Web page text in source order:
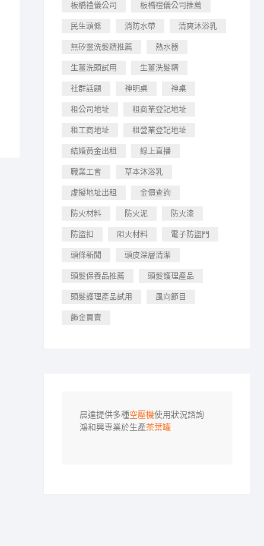
板橋禮儀公司 板橋禮儀公司推薦
民生頭條 消防水帶 清爽沐浴乳
無矽靈洗髮精推薦 熱水器
生薑洗頭試用 生薑洗髮精
社群話題 神明桌 神桌
租公司地址 租商業登記地址
租工商地址 租營業登記地址
結婚黃金出租 線上直播
職業工會 草本沐浴乳
虛擬地址出租 金價查詢
防火材料 防火泥 防火漆
防盜扣 阻火材料 電子防盜門
頭條新聞 頭皮深層清潔
頭髮保養品推薦 頭髮護理產品
頭髮護理產品試用 風向節目
飾金買賣
晨達提供多種空壓機使用狀況諮詢
鴻和興專業於生產茶葉罐